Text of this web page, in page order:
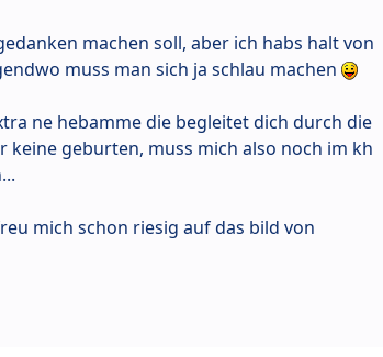
machen soll, aber ich habs halt von
muss man sich ja schlau machen
ne hebamme die begleitet dich durch die
geburten, muss mich also noch im kh
mich schon riesig auf das bild von